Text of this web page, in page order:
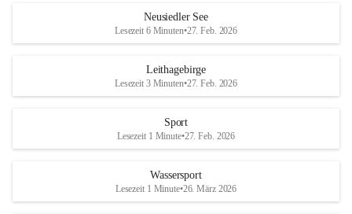
S
und den daraus folgenden wirtschaftlichen
Maßnahmen zur Bekämpfung
Rebe und der Amerikanischen
Anhang VBl. EU Nr. 18
1 Seite•1,4 MB
r
S
Neusiedler See
Lesezeit 6 Minuten•27. Feb. 2026
Leithagebirge
Lesezeit 3 Minuten•27. Feb. 2026
Sport
Lesezeit 1 Minute•27. Feb. 2026
Wassersport
Lesezeit 1 Minute•26. März 2026